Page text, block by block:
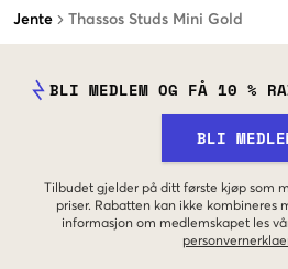
Jente Thassos Studs Mini Gold
BLI MEDLEM OG FÅ 10 %
BLI
Tilbudet gjelder på ditt første kjøp som
priser. Rabatten kan ikke kombineres
informasjon om medlemskapet les